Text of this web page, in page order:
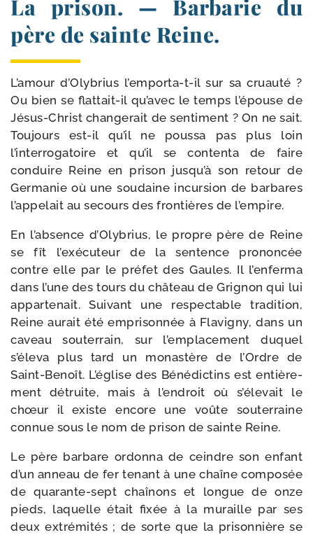
La prison. — Barbarie du
père de sainte Reine.
L’amour d’Olybrius l’emporta-t-il sur sa cruau­té ?
Ou bien se flattait-​il qu’avec le temps l’épouse de
Jésus-​Christ chan­ge­rait de sen­ti­ment ? On ne sait.
Toujours est-​il qu’il ne pous­sa pas plus loin
l’interrogatoire et qu’il se conten­ta de faire
conduire Reine en pri­son jusqu’à son retour de
Germanie où une sou­daine incur­sion de bar­bares
l’appelait au secours des fron­tières de l’empire.
En l’absence d’Olybrius, le propre père de Reine
se fît l’exécuteur de la sen­tence pro­non­cée
contre elle par le pré­fet des Gaules. Il l’en­ferma
dans l’une des tours du châ­teau de Grignon qui lui
apparte­nait. Suivant une res­pec­table tra­di­tion,
Reine aurait été empri­sonnée à Flavigny, dans un
caveau sou­ter­rain, sur l’emplacement duquel
s’éleva plus tard un monas­tère de l’Ordre de
Saint-​Benoît. L’église des Bénédictins est entiè­re­
ment détruite, mais à l’endroit où s’élevait le
chœur il existe encore une voûte sou­ter­raine
connue sous le nom de pri­son de sainte Reine.
Le père bar­bare ordon­na de ceindre son enfant
d’un anneau de fer tenant à une chaîne com­po­sée
de quarante-​sept chaî­nons et longue de onze
pieds, laquelle était fixée à la muraille par ses
deux extré­mi­tés ; de sorte que la pri­son­nière se